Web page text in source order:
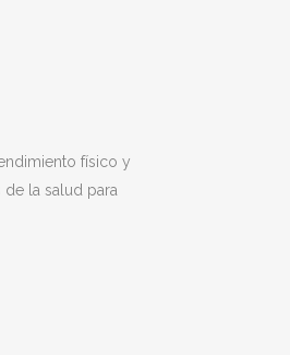
físico y
la salud para